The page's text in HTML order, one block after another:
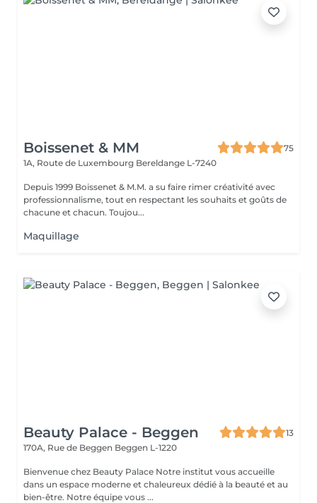
Boissenet & MM
75
1A, Route de Luxembourg Bereldange L-7240
Depuis 1999 Boissenet & M.M. a su faire rimer créativité avec
professionnalisme, tout en respectant les souhaits et goûts de
chacune et chacun. Toujou...
Maquillage
Beauty Palace - Beggen
13
170A, Rue de Beggen Beggen L-1220
Bienvenue chez Beauty Palace Notre institut vous accueille
dans un espace moderne et chaleureux dédié à la beauté et au
bien-être. Notre équipe vous ...